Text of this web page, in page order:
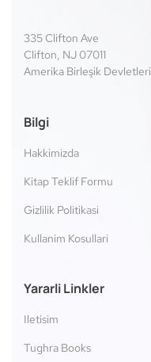
335 Clifton Ave
Clifton, NJ 07011
Amerika Birleşik Devletleri
Bilgi
Hakkimizda
Kitap Teklif Formu
Gizlilik Politikasi
Kullanim Kosullari
Yararli Linkler
Iletisim
Tughra Books